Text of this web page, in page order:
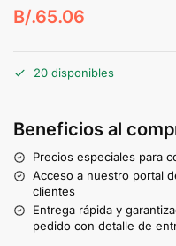
B/.65.06
20 disponibles
Beneficios al
Precios especiales para
Acceso a nuestro portal
clientes
Entrega rápida y
pedido con detalle de